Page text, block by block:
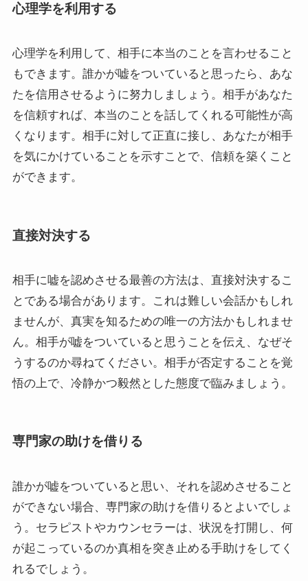
心理学を利用する
心理学を利用して、相手に本当のことを言わせること
もできます。誰かが嘘をついていると思ったら、あな
たを信用させるように努力しましょう。相手があなた
を信頼すれば、本当のことを話してくれる可能性が高
くなります。相手に対して正直に接し、あなたが相手
を気にかけていることを示すことで、信頼を築くこと
ができます。
直接対決する
相手に嘘を認めさせる最善の方法は、直接対決するこ
とである場合があります。これは難しい会話かもしれ
ませんが、真実を知るための唯一の方法かもしれませ
ん。相手が嘘をついていると思うことを伝え、なぜそ
うするのか尋ねてください。相手が否定することを覚
悟の上で、冷静かつ毅然とした態度で臨みましょう。
専門家の助けを借りる
誰かが嘘をついていると思い、それを認めさせること
ができない場合、専門家の助けを借りるとよいでしょ
う。セラピストやカウンセラーは、状況を打開し、何
が起こっているのか真相を突き止める手助けをしてく
れるでしょう。